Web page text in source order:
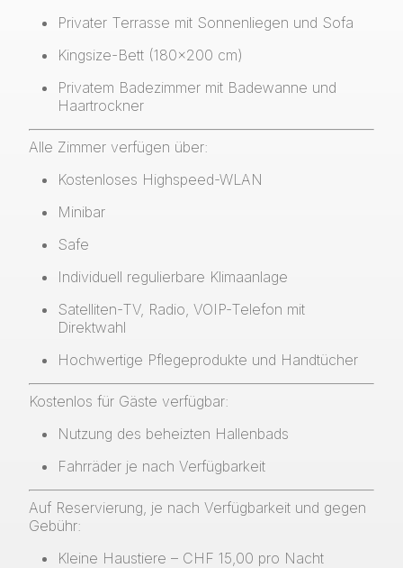
Privater Terrasse mit Sonnenliegen und Sofa
Kingsize-Bett (180x200 cm)
Privatem Badezimmer mit Badewanne und
Haartrockner
Alle Zimmer verfügen über:
Kostenloses Highspeed-WLAN
Minibar
Safe
Individuell regulierbare Klimaanlage
Satelliten-TV, Radio, VOIP-Telefon mit
Direktwahl
Hochwertige Pflegeprodukte und Handtücher
Kostenlos für Gäste verfügbar:
Nutzung des beheizten Hallenbads
Fahrräder je nach Verfügbarkeit
Auf Reservierung, je nach Verfügbarkeit und gegen
Gebühr:
Kleine Haustiere – CHF 15,00 pro Nacht